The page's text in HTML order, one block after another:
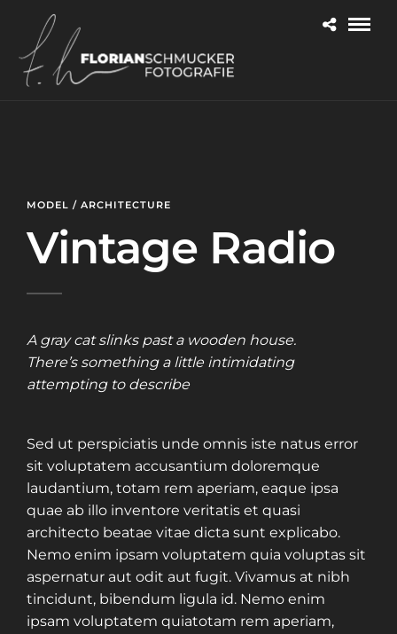
MODEL / ARCHITECTURE
Vintage Radio
A gray cat slinks past a wooden house.
There’s something a little intimidating
attempting to describe
Sed ut perspiciatis unde omnis iste natus error
sit voluptatem accusantium doloremque
laudantium, totam rem aperiam, eaque ipsa
quae ab illo inventore veritatis et quasi
architecto beatae vitae dicta sunt explicabo.
Nemo enim ipsam voluptatem quia voluptas sit
aspernatur aut odit aut fugit. Vivamus at nibh
tincidunt, bibendum ligula id. Nemo enim
ipsam voluptatem quiatotam rem aperiam,